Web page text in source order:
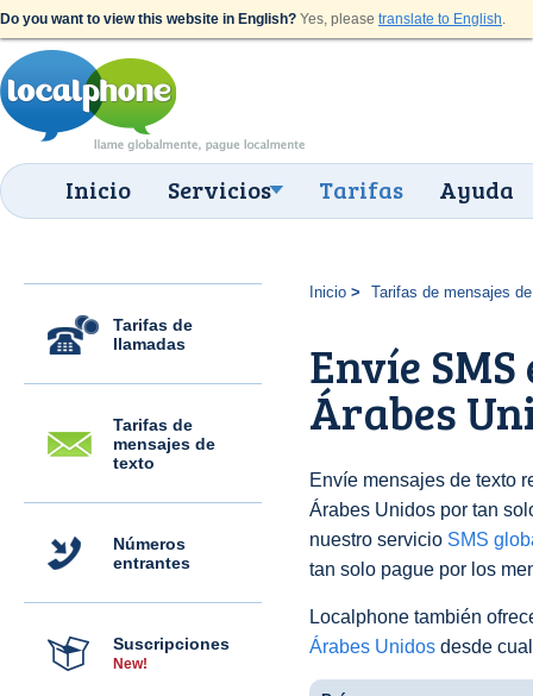
Do you want to view this website in English? Yes, please translate to English.
Inicio Servicios Tarifas Ayuda
Tarifas de
llamadas
Tarifas de
mensajes de
texto
Números
entrantes
Suscripciones
New!
Inicio Tarifas de mensajes
Envíe
Árabes
Envíe mensajes de texto
Árabes Unidos por tan
nuestro servicio SMS
tan solo pague por los
Localphone también
Árabes Unidos desde